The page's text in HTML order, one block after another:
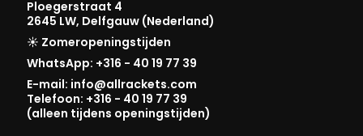
Ploegerstraat 4
2645 LW, Delfgauw (Nederland)
☀️ Zomeropeningstijden
WhatsApp: +316 - 40 19 77 39
E-mail: info@allrackets.com
Telefoon: +316 - 40 19 77 39
(alleen tijdens openingstijden)